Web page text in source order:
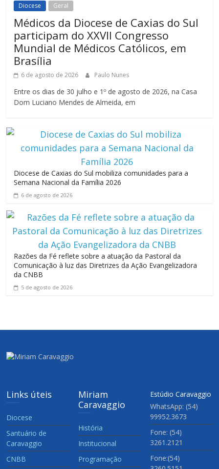
Diocese Geral
Médicos da Diocese de Caxias do Sul
participam do XXVII Congresso
Mundial de Médicos Católicos, em
Brasília
6 de agosto de 2026 Paulo Nunes
Entre os dias de 30 julho e 1º de agosto de 2026, na Casa
Dom Luciano Mendes de Almeida, em
Diocese de Caxias do Sul mobiliza comunidades para a
Semana Nacional da Família 2026
6 de agosto de 2026
Razões da Fé reflete sobre a atuação da Pastoral da
Comunicação à luz das Diretrizes da Ação Evangelizadora
da CNBB
5 de agosto de 2026
Links úteis
Diocese
Santuário de
Caravaggio
CNBB
Miriam
Caravaggio
História
Institucional
Programação
Estúdio Caravaggio
WhatsApp: (54)
99952.3673
Fone: (54)
3261.2121
Fone:(54)